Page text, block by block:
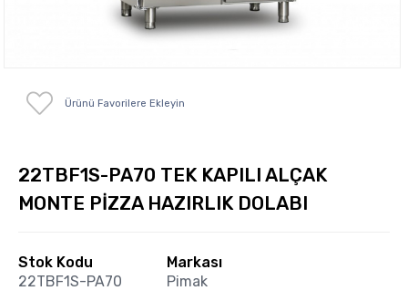
Ürünü Favorilere Ekleyin
22TBF1S-PA70 TEK KAPILI ALÇAK
MONTE PİZZA HAZIRLIK DOLABI
Stok Kodu
22TBF1S-PA70
Markası
Pimak